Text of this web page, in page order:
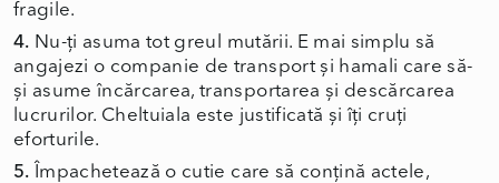
fragile.
4. Nu-ți asuma tot greul mutării. E mai simplu să
angajezi o companie de transport și hamali care să-
și asume încărcarea, transportarea și descărcarea
lucrurilor. Cheltuiala este justificată și îți cruți
eforturile.
5. Împachetează o cutie care să conțină actele,